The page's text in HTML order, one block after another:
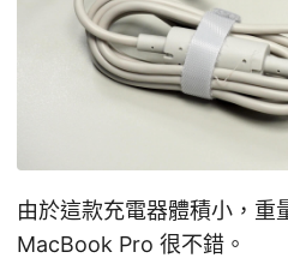
由於這款充電器體積小，重
MacBook Pro 很不錯。